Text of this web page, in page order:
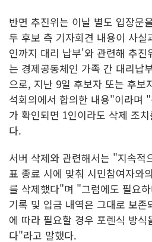
반면 추진위는 이날 별도 입장문
두 후보 측 기자회견 내용이 사
인까지 대리 납부'와 관련해 추
는 경제공동체인 가족 간 대리납
으로, 지난 9일 후보자 또는 후보
석회의에서 합의한 내용"이라며
가 확인되면 1인이라도 삭제 조
다.
서버 삭제와 관련해서는 "지속적
표 종료 시에 맞춰 시민참여자와
를 삭제했다"며 "그럼에도 필요
기록 및 입금 내역은 그대로 보
에 따라 필요할 경우 포렌식 방
다"라고 말했다.